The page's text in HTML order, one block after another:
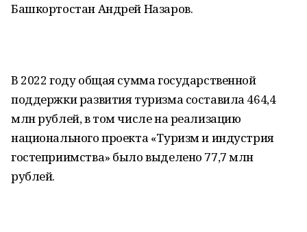
Башкортостан Андрей Назаров.
В 2022 году общая сумма государственной
поддержки развития туризма составила 464,4
млн рублей, в том числе на реализацию
национального проекта «Туризм и индустрия
гостеприимства» было выделено 77,7 млн
рублей.